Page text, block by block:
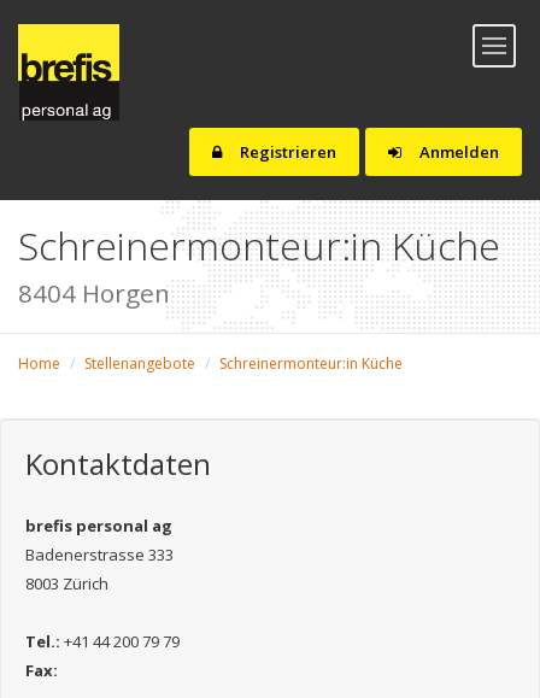
Anmelden
Registrieren
Toggle
Schreinermonteur:in Küche
8404 Horgen
Home Stellenangebote Schreinermonteur:in Küche
Kontaktdaten
brefis personal ag
Badenerstrasse 333
8003 Zürich
Tel.: +41 44 200 79 79
Fax: